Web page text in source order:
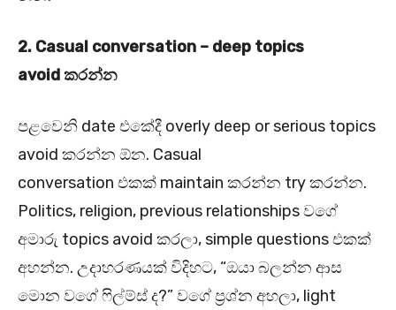
2. Casual conversation – deep topics
avoidකරන්න
පළවෙනි date එකේදී overly deep or serious topics
avoid කරන්න ඕන. Casual
conversation එකක් maintain කරන්න try කරන්න.
Politics, religion, previous relationships වගේ
අමාරු topics avoid කරලා, simple questions එකක්
අහන්න. උදාහරණයක් විදිහට, “ඔයා බලන්න ආස
මොන වගේ ෆිල්ම්ස් ද?” වගේ ප්‍රශ්න අහලා, light